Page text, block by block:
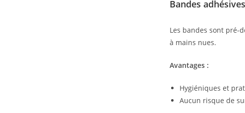
Bandes adhésives
Les bandes sont pré-
à mains nues.
Avantages :
Hygiéniques et
Aucun risque de